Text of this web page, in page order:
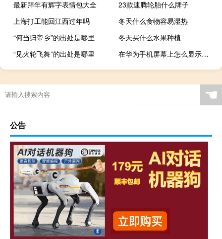
最新拜年有辉字表情包大全
23款速腾轮胎什么牌子
上海打工能回江西过年吗
冬天什么食物容易湿热
“何当归帝乡”的出处是哪里
冬天买什么水果种植
“见火轮飞舞”的出处是哪里
在华为手机屏幕上怎么显示步数（华为手机上屏幕怎么显示步数）
☚
公告